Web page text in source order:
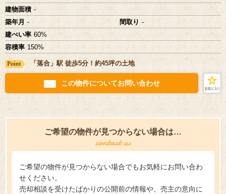
建物面積 -
築年月 - 間取り -
建ぺい率 60%
容積率 150%
「落合」駅 徒歩5分！約45坪の土地
この物件についてお問い合わせ
ご希望の物件が見つからない場合は…
ご希望の物件が見つからない場合でもお気軽にお問い合わ
せください。
売却相談を受けたばかりの公開前の情報や、売主の意向に